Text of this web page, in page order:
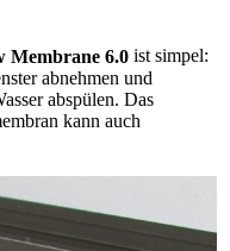
Membrane 6.0 ist simpel:
abnehmen und
abspülen. Das
kann auch